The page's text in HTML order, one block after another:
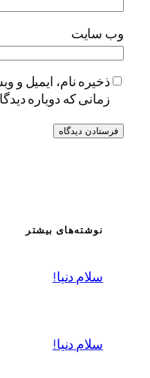
وب‌ سایت
ذخیره نام، ایمیل و
زمانی که دوباره
نوشته‌های بیشتر
سلام دنیا!
سلام دنیا!